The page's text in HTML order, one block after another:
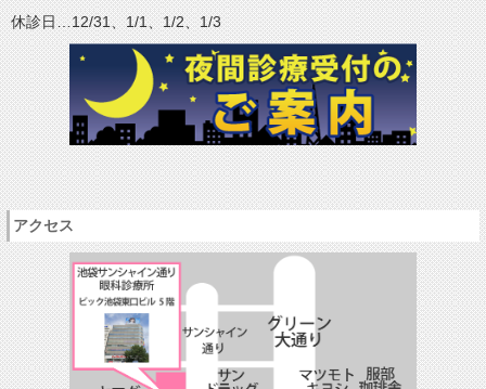
休診日…12/31、1/1、1/2、1/3
アクセス